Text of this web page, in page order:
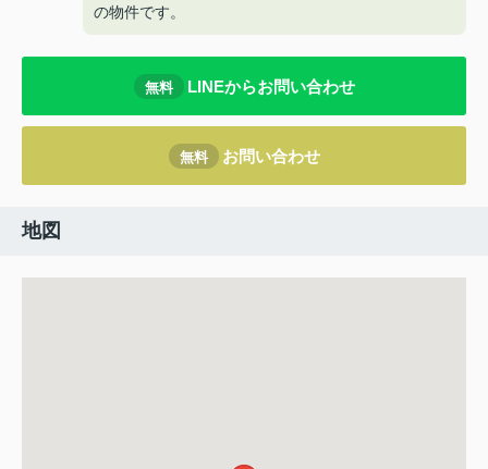
の物件です。
無料 LINEからお問い合わせ
無料 お問い合わせ
地図